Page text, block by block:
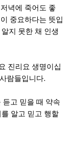
녁에 죽어도 좋
중요하다는 뜻입
지 못한 채 인생
진리요 생명이십
람들입니다.
고 믿을 때 약속
알고 믿고 행할